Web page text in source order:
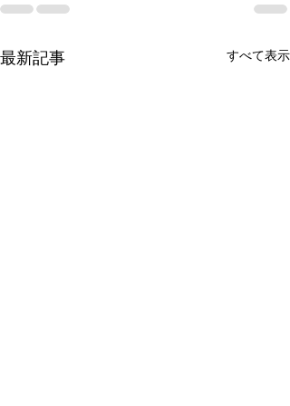
最新記事 すべて表示